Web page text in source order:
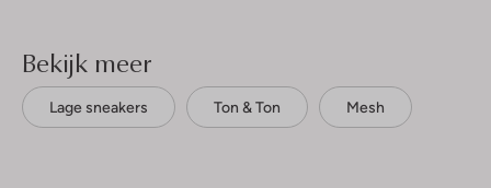
Bekijk meer
Lage sneakers Ton & Ton Mesh